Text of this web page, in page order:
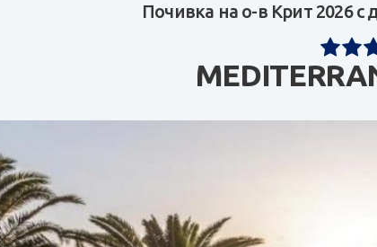
Почивка на о-в Крит 2026